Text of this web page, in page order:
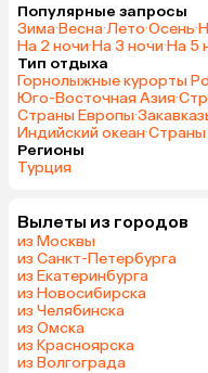
Популярные запросы
Зима·Весна·Лето·Осень·
На 2 ночи·На 3 ночи·На 5
Тип отдыха
Горнолыжные курорты
Юго-Восточная Азия·
Страны Европы·
Индийский океан·Страны
Регионы
Турция
Вылеты из городов
из Москвы
из Санкт-Петербурга
из Екатеринбурга
из Новосибирска
из Челябинска
из Омска
из Красноярска
из Волгограда